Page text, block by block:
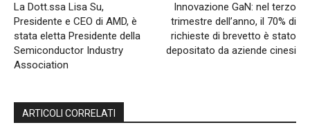
La Dott.ssa Lisa Su,
Presidente e CEO di AMD, è
stata eletta Presidente della
Semiconductor Industry
Association
Innovazione GaN: nel terzo
trimestre dell’anno, il 70% di
richieste di brevetto è stato
depositato da aziende cinesi
ARTICOLI CORRELATI